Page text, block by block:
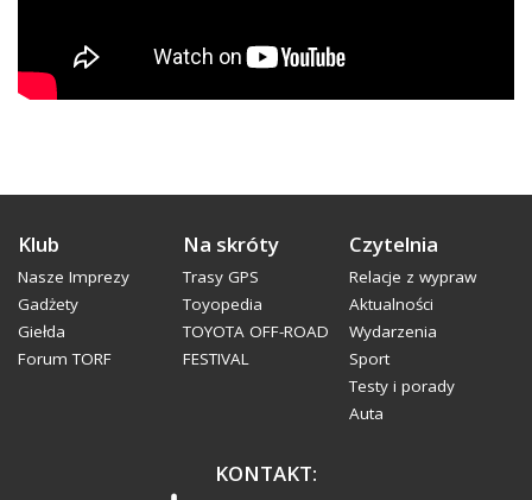
Klub
Nasze Imprezy
Gadżety
Giełda
Forum TORF
Na skróty
Trasy GPS
Toyopedia
TOYOTA OFF-ROAD
FESTIVAL
Czytelnia
Relacje z wypraw
Aktualności
Wydarzenia
Sport
Testy i porady
Auta
KONTAKT: